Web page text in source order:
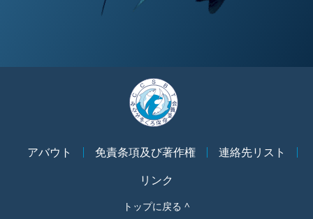
アバウト 免責条項及び著作権
連絡先リスト
リンク
トップに戻る ^